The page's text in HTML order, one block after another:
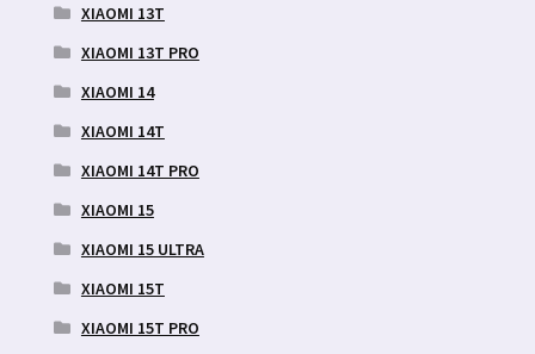
XIAOMI 13T
XIAOMI 13T PRO
XIAOMI 14
XIAOMI 14T
XIAOMI 14T PRO
XIAOMI 15
XIAOMI 15 ULTRA
XIAOMI 15T
XIAOMI 15T PRO